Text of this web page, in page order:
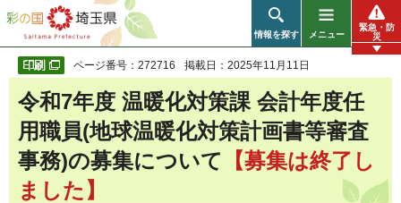
彩の国 埼玉県
情報を探す メニュー
緊急・防
災
ページ番号：272716 掲載日：2025年11月11日
令和7年度 温暖化対策課 会計年度任
用職員(地球温暖化対策計画書等審査
事務)の募集について
【募集は終了し
ました】